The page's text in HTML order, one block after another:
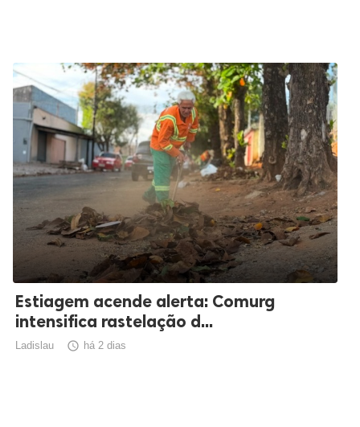
Estiagem acende alerta: Comurg
intensifica rastelação d...
Ladislau  há 2 dias